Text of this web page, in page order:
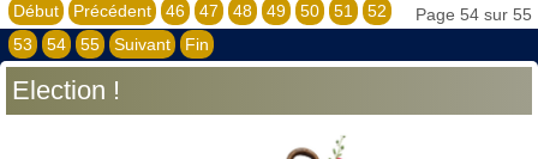
Page 54 sur 55
Début Précédent 46 47 48 49 50 51
52
53
54 55 Suivant Fin
Election !